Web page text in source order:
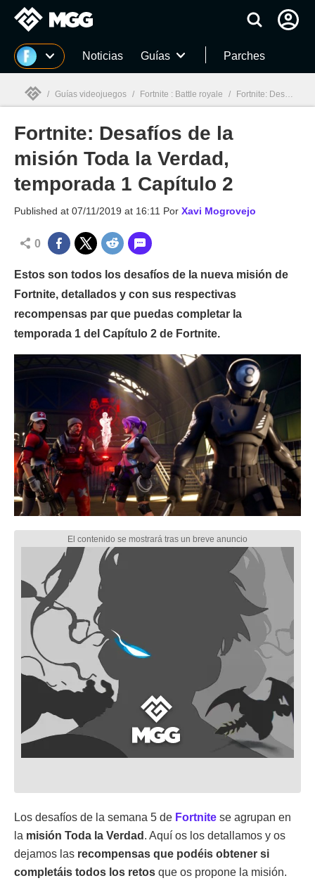
MGG Noticias Guías Parches
MGG
/ Guías videojuegos / Fortnite : Battle royale / Fortnite: Desafíos de la misión Toda la Verdad, temporada 1 Capítulo 2
Fortnite: Desafíos de la
misión Toda la Verdad,
temporada 1 Capítulo 2
Published at 07/11/2019 at 16:11 Por Xavi Mogrovejo
0
Estos son todos los desafíos de la nueva misión de
Fortnite, detallados y con sus respectivas
recompensas par que puedas completar la
temporada 1 del Capítulo 2 de Fortnite.
Los desafíos de la semana 5 de Fortnite se agrupan en
la misión Toda la Verdad . Aquí os los detallamos y os
dejamos las recompensas que podéis obtener si
completáis todos los retos que os propone la misión.